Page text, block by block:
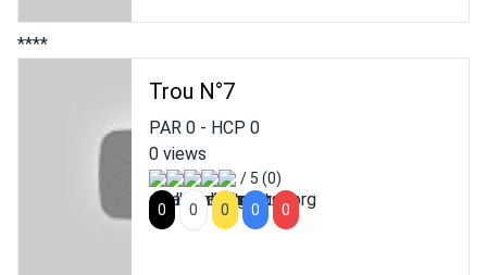
****
Trou N°7
PAR 0- HCP 0
0 views
/ 5 (0)
0
0 0 0 0